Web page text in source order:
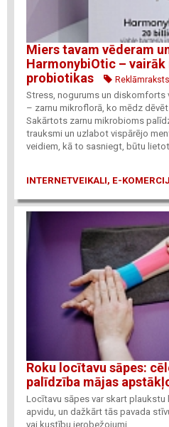
Miers tavam vēderam
HarmonybiOtic – vairāk
probiotikas
Reklāmraksts
Stress, nogurums un diskomforts
– zarnu mikroflorā, ko mēdz
Sakārtots zarnu mikrobioms
trauksmi un uzlabot vispārējo
veidiem, kā to sasniegt, būtu
INTERNETVEIKALI, E-
Roku locītavu sāpes:
palīdzība mājas
Locītavu sāpes var skart
apvidu, un dažkārt tās pavada
vai kustību ierobežojumi.